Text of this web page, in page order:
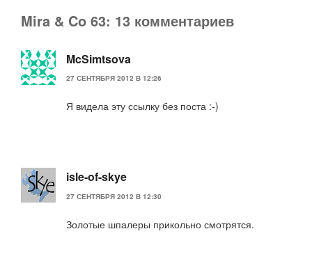
Mira & Co 63: 13 комментариев
McSimtsova
27 СЕНТЯБРЯ 2012 В 12:26
Я видела эту ссылку без поста :-)
isle-of-skye
27 СЕНТЯБРЯ 2012 В 12:30
Золотые шпалеры прикольно смотрятся.